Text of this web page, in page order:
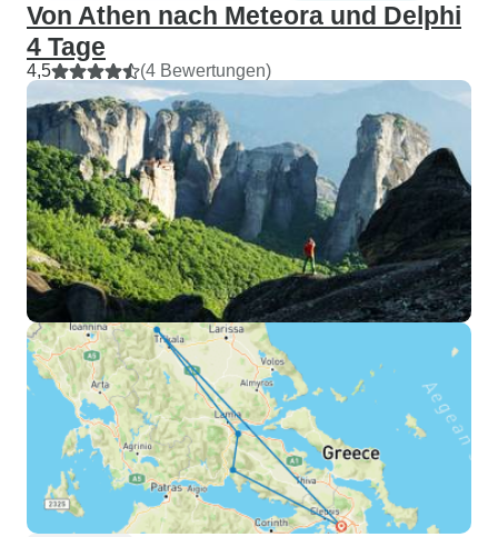
Von Athen nach Meteora und Delphi
4 Tage
4,5 (4 Bewertungen)